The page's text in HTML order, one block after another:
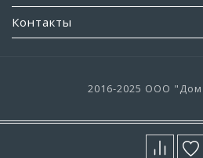
Контакты
2016-2025 ООО